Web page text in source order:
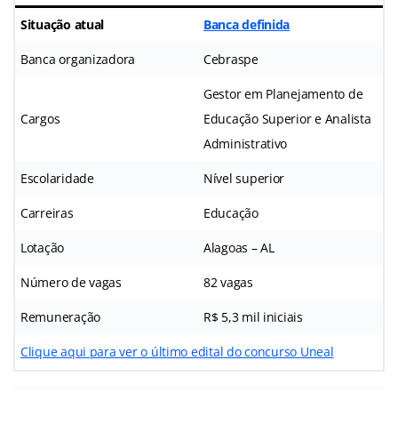
Situação atual Banca definida
Banca organizadora Cebraspe
Cargos
Gestor em Planejamento de
Educação Superior e Analista
Administrativo
Escolaridade Nível superior
Carreiras Educação
Lotação Alagoas – AL
Número de vagas 82 vagas
Remuneração R$ 5,3 mil iniciais
Clique aqui para ver o último edital do concurso Uneal